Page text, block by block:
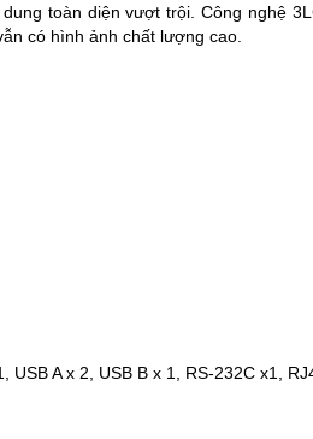
toàn diện vượt trội. Công nghệ
có hình ảnh chất lượng cao.
USB A x 2, USB B x 1, RS-232C x1,